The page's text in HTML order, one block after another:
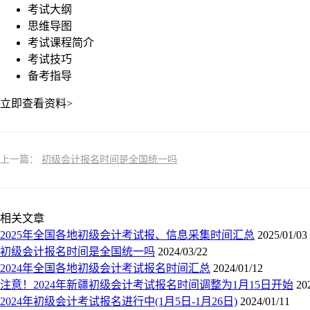
考试大纲
思维导图
考试课程简介
考试技巧
备考指导
立即查看资料>
上一篇： 初级会计报名时间是全国统一吗
相关文章
2025年全国各地初级会计考试报、信息采集时间汇总 2025/01/03
初级会计报名时间是全国统一吗 2024/03/22
2024年全国各地初级会计考试报名时间汇总 2024/01/12
注意！2024年新疆初级会计考试报名时间调整为1月15日开始
2024年初级会计考试报名进行中(1月5日-1月26日) 2024/01/11